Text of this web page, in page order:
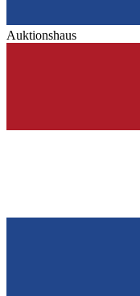
Auktionshaus